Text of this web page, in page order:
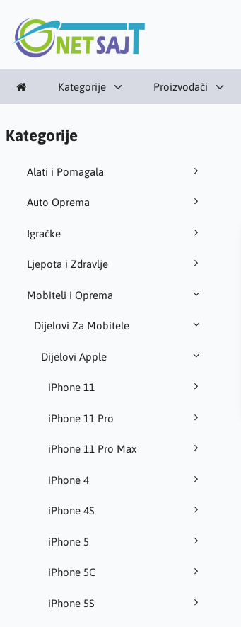
Kategorije Proizvođači
Kategorije
Alati i Pomagala
Auto Oprema
Igračke
Ljepota i Zdravlje
Mobiteli i Oprema
Dijelovi Za Mobitele
Dijelovi Apple
iPhone 11
iPhone 11 Pro
iPhone 11 Pro Max
iPhone 4
iPhone 4S
iPhone 5
iPhone 5C
iPhone 5S